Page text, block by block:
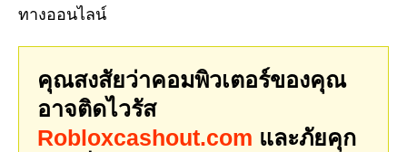
ทางออนไลน์
คุณสงสัยว่าคอมพิวเตอร์ของคุณ
อาจติดไวรัส
Robloxcashout.com และภัยคุก